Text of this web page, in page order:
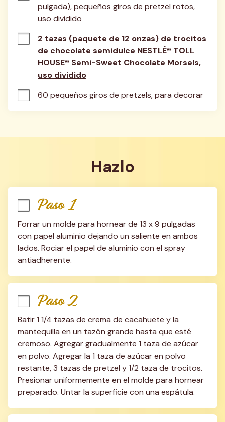
pulgada), pequeños giros de pretzel rotos,
uso dividido
2 tazas (paquete de 12 onzas) de trocitos
de chocolate semidulce NESTLÉ® TOLL
HOUSE® Semi-Sweet Chocolate Morsels,
uso dividido
60 pequeños giros de pretzels, para decorar
Hazlo
Paso 1
Forrar un molde para hornear de 13 x 9 pulgadas
con papel aluminio dejando un saliente en ambos
lados. Rociar el papel de aluminio con el spray
antiadherente.
Paso 2
Batir 1 1/4 tazas de crema de cacahuete y la
mantequilla en un tazón grande hasta que esté
cremoso. Agregar gradualmente 1 taza de azúcar
en polvo. Agregar la 1 taza de azúcar en polvo
restante, 3 tazas de pretzel y 1/2 taza de trocitos.
Presionar uniformemente en el molde para hornear
preparado. Untar la superficie con una espátula.